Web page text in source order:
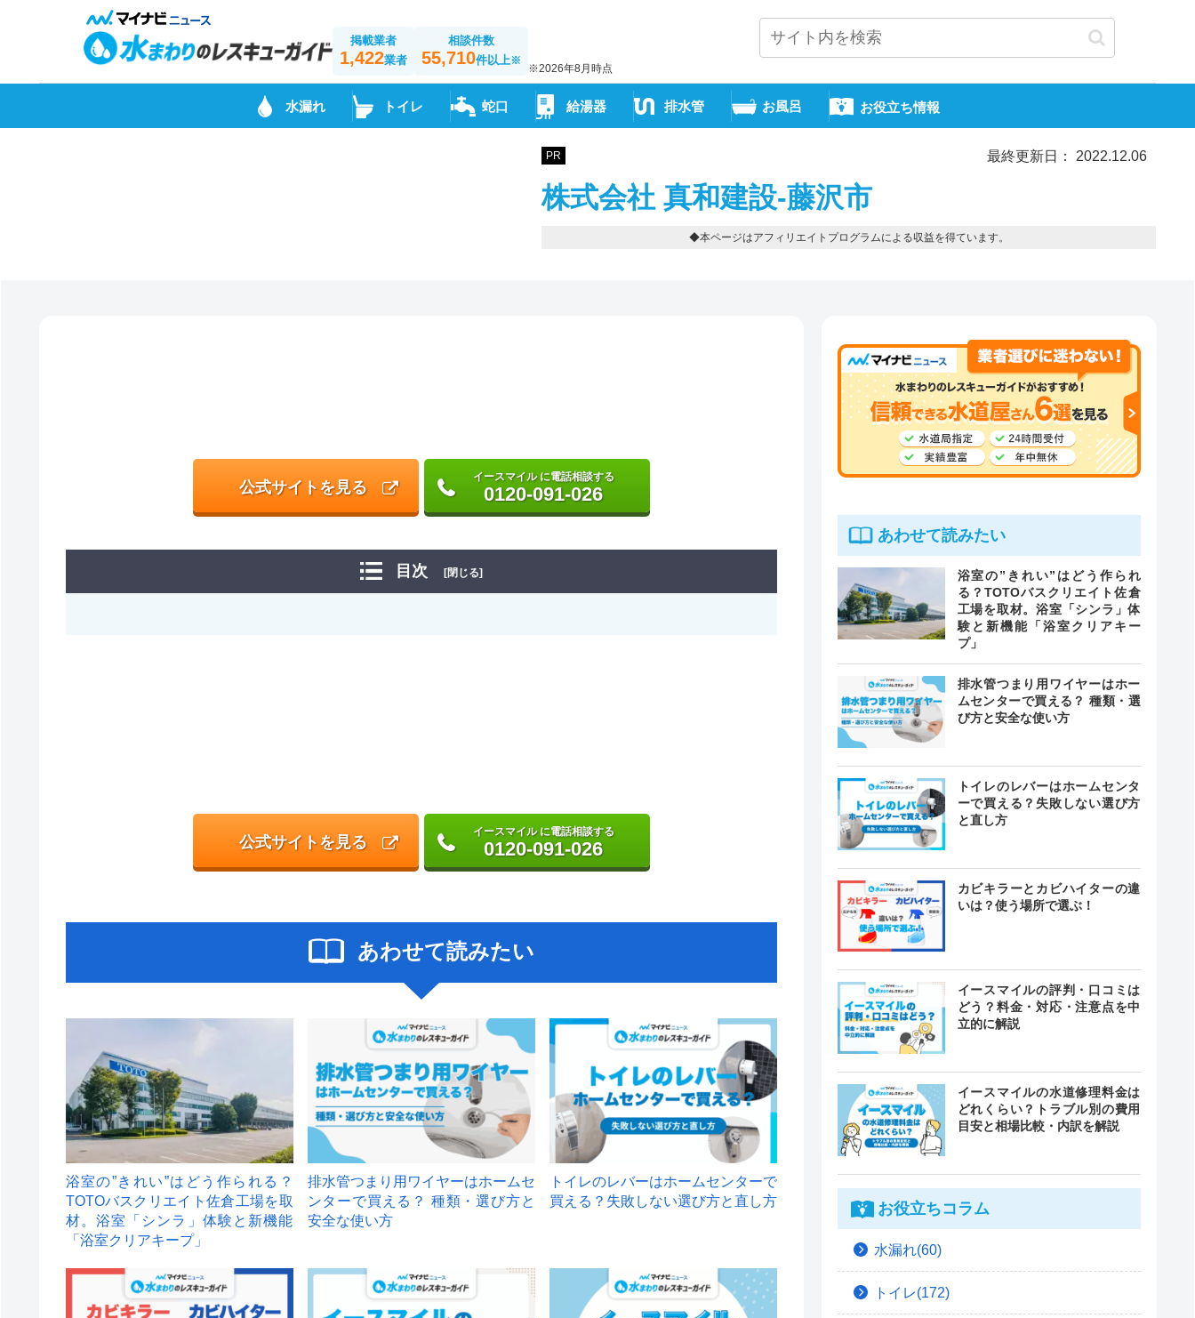
掲載業者
1,422業者
相談件数
55,710件以上※
※2026年8月時点
水漏れ トイレ 蛇口 給湯器 排水管 お風呂 お役立ち情報
PR 最終更新日： 2022.12.06
株式会社 真和建設-藤沢市
◆本ページはアフィリエイトプログラムによる収益を得ています。
公式サイトを見る
イースマイル に電話相談する
0120-091-026
目次 [閉じる]
公式サイトを見る
イースマイル に電話相談する
0120-091-026
あわせて読みたい
浴室の”きれい”はどう作られる？
TOTOバスクリエイト佐倉工場を取
材。浴室「シンラ」体験と新機能
「浴室クリアキープ」
排水管つまり用ワイヤーはホームセ
ンターで買える？ 種類・選び方と
安全な使い方
トイレのレバーはホームセンターで
買える？失敗しない選び方と直し方
あわせて読みたい
浴室の”きれい”はどう作られ
る？TOTOバスクリエイト佐倉
工場を取材。浴室「シンラ」体
験と新機能「浴室クリアキー
プ」
排水管つまり用ワイヤーはホー
ムセンターで買える？ 種類・選
び方と安全な使い方
トイレのレバーはホームセンタ
ーで買える？失敗しない選び方
と直し方
カビキラーとカビハイターの違
いは？使う場所で選ぶ！
イースマイルの評判・口コミは
どう？料金・対応・注意点を中
立的に解説
イースマイルの水道修理料金は
どれくらい？トラブル別の費用
目安と相場比較・内訳を解説
お役立ちコラム
水漏れ(60)
トイレ(172)